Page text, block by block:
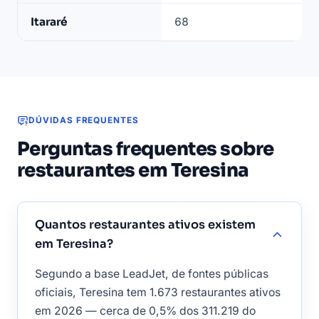
em
Itararé 68
DÚVIDAS FREQUENTES
Perguntas frequentes sobre
restaurantes em Teresina
Quantos restaurantes ativos existem
em Teresina?
Segundo a base LeadJet, de fontes públicas
oficiais, Teresina tem 1.673 restaurantes ativos
em 2026 — cerca de 0,5% dos 311.219 do